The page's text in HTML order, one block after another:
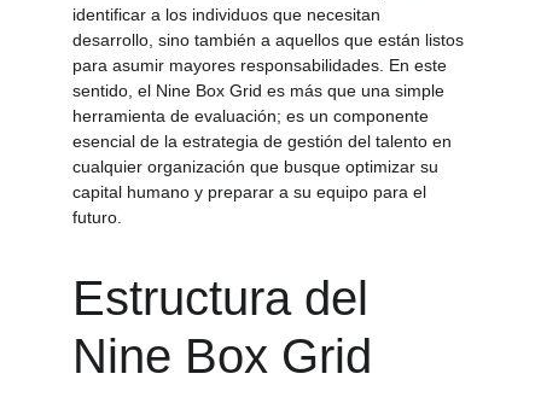
identificar a los individuos que necesitan
desarrollo, sino también a aquellos que están listos
para asumir mayores responsabilidades. En este
sentido, el Nine Box Grid es más que una simple
herramienta de evaluación; es un componente
esencial de la estrategia de gestión del talento en
cualquier organización que busque optimizar su
capital humano y preparar a su equipo para el
futuro.
Estructura del
Nine Box Grid